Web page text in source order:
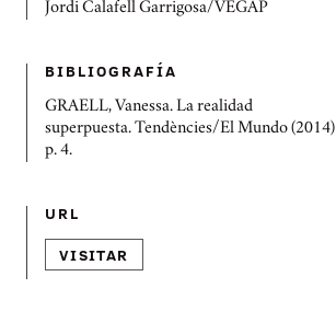
Jordi Calafell Garrigosa/VEGAP
BIBLIOGRAFÍ­A
GRAELL, Vanessa. La realidad
superpuesta. Tendències/El Mundo (2014)
p. 4.
URL
VISITAR